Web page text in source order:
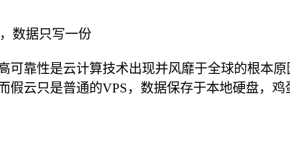
数据只写一份
靠性是云计算技术出现并风靡于全球的根本
云只是普通的VPS，数据保存于本地硬盘，